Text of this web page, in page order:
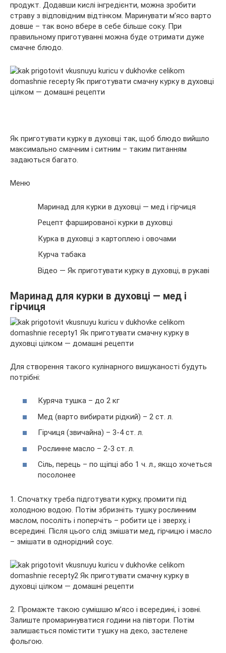
продукт. Додавши кислі інгредієнти, можна зробити
страву з відповідним відтінком. Маринувати м’ясо варто
довше – так воно вбере в себе більше соку. При
правильному приготуванні можна буде отримати дуже
смачне блюдо.
Як приготувати курку в духовці так, щоб блюдо вийшло
максимально смачним і ситним – таким питанням
задаються багато.
Меню
Маринад для курки в духовці — мед і гірчиця
Рецепт фаршированої курки в духовці
Курка в духовці з картоплею і овочами
Курча табака
Відео — Як приготувати курку в духовці, в рукаві
Маринад для курки в духовці — мед і
гірчиця
Для створення такого кулінарного вишуканості будуть
потрібні:
Куряча тушка – до 2 кг
Мед (варто вибирати рідкий) – 2 ст. л.
Гірчиця (звичайна) – 3-4 ст. л.
Рослинне масло – 2-3 ст. л.
Сіль, перець – по щіпці або 1 ч. л., якщо хочеться
посолонее
1. Спочатку треба підготувати курку, промити під
холодною водою. Потім збризніть тушку рослинним
маслом, посоліть і поперчіть – робити це і зверху, і
всередині. Після цього слід змішати мед, гірчицю і масло
– змішати в однорідний соус.
2. Промажте такою сумішшю м’ясо і всередині, і зовні.
Залиште промаринуватися години на півтори. Потім
залишається помістити тушку на деко, застелене
фольгою.